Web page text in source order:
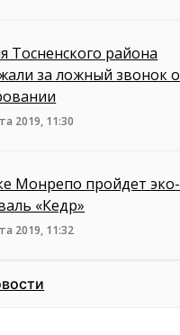
Тосненского района
за ложный звонок о
2019, 11:30
Монрепо пройдет эко-
«Кедр»
2019, 11:32